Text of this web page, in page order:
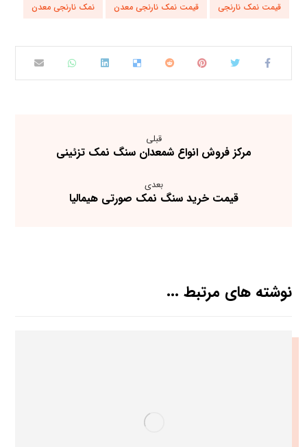
قیمت نمک نارنجی قیمت نمک نارنجی معدن نمک نارنجی معدن
قبلی
مرکز فروش انواع شمعدان سنگ نمک تزئینی
بعدی
قیمت خرید سنگ نمک صورتی هیمالیا
نوشته های مرتبط ...